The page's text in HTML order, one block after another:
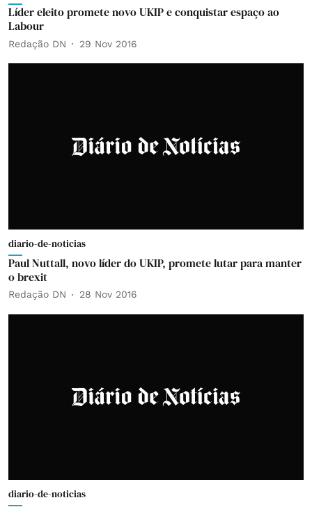
Líder eleito promete novo UKIP e conquistar espaço ao
Labour
Redação DN 29 Nov 2016
diario-de-noticias
Paul Nuttall, novo líder do UKIP, promete lutar para manter
o brexit
Redação DN 28 Nov 2016
diario-de-noticias